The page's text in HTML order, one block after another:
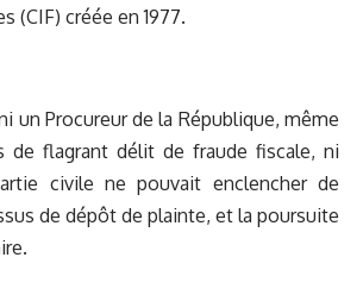
(CIF) créée en 1977.
un Procureur de la République, même
de flagrant délit de fraude fiscale, ni
civile ne pouvait enclencher de
de dépôt de plainte, et la poursuite